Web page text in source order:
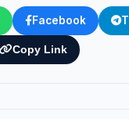
Facebook
Copy Link